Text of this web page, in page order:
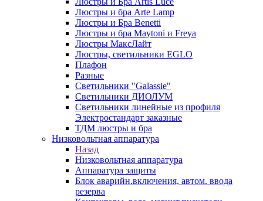
Люстры и бра Arte Lamp
Люстры и Бра Benetti
Люстры и бра Maytoni и Freya
Люстры МаксЛайт
Люстры, светильники EGLO
Плафон
Разные
Светильники "Galassie"
Светильники ДИОЛУМ
Светильники линейные из профиля
Электростандарт заказные
ТДМ люстры и бра
Низковольтная аппаратура
Назад
Низковольтная аппаратура
Аппаратура защиты
Блок аварийн.включения, автом. ввода
резерва